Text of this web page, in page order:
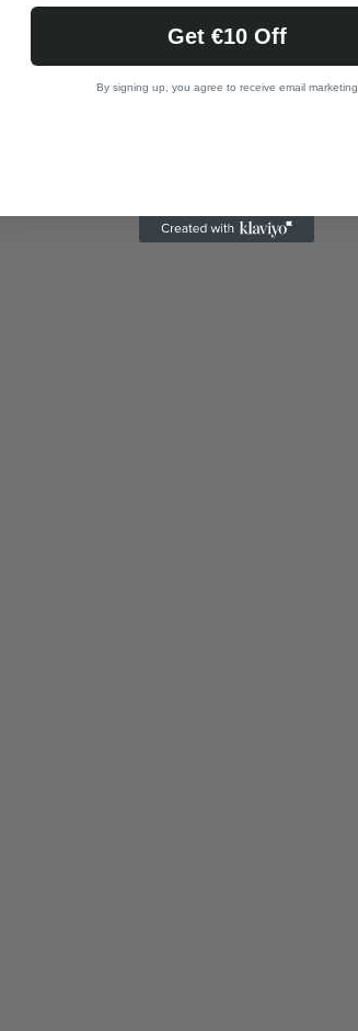
Get €10 Off
By signing up, you agree to receive email marketing